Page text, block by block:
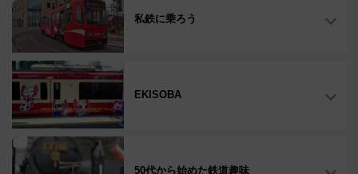
私鉄に乗ろう
EKISOBA
50代から始めた鉄道趣味